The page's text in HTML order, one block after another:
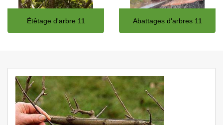
Étêtage d'arbre 11 Abattages d'arbres 11